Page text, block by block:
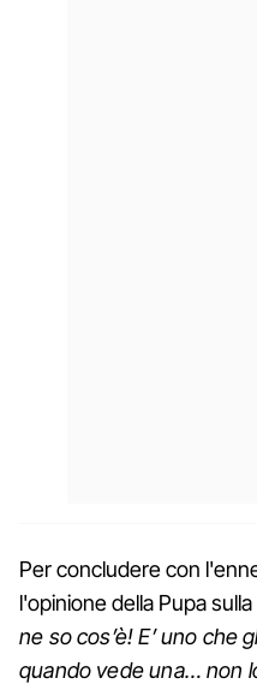
Per concludere con
l'opinione della Pupa
ne so cos’è! E’ uno che
quando vede una… non